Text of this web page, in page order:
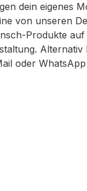
dein eigenes
von unseren
Produkte
oder